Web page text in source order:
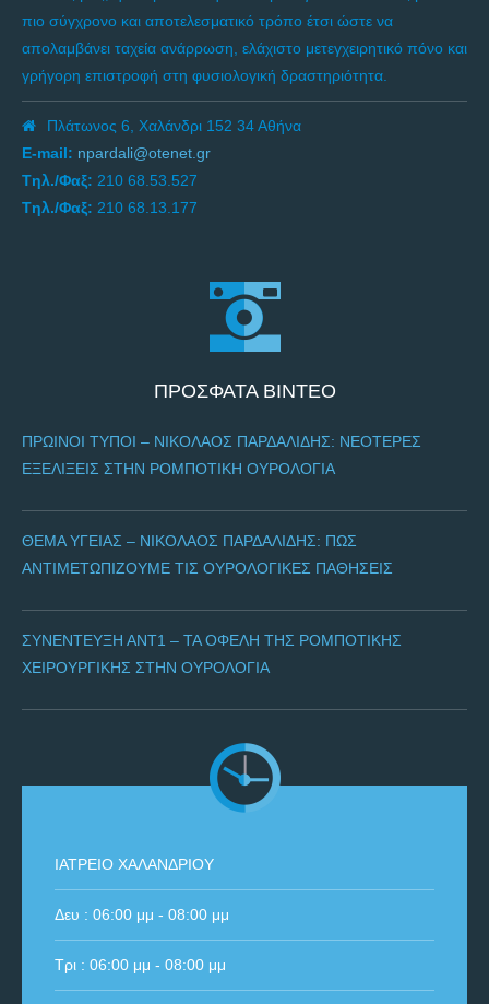
πιο σύγχρονο και αποτελεσματικό τρόπο έτσι ώστε να
απολαμβάνει ταχεία ανάρρωση, ελάχιστο μετεγχειρητικό πόνο και
γρήγορη επιστροφή στη φυσιολογική δραστηριότητα.
Πλάτωνος 6, Χαλάνδρι 152 34 Αθήνα
E-mail: npardali@otenet.gr
Tηλ./Φαξ: 210 68.53.527
Tηλ./Φαξ: 210 68.13.177
ΠΡΟΣΦΑΤΑ ΒΙΝΤΕΟ
ΠΡΩΙΝΟΙ ΤΥΠΟΙ – ΝΙΚΌΛΑΟΣ ΠΑΡΔΑΛΊΔΗΣ: NΕΌΤΕΡΕΣ
ΕΞΕΛΊΞΕΙΣ ΣΤΗΝ ΡΟΜΠΟΤΙΚΉ ΟΥΡΟΛΟΓΊΑ
ΘΈΜΑ ΥΓΕΊΑΣ – ΝΙΚΌΛΑΟΣ ΠΑΡΔΑΛΊΔΗΣ: ΠΩΣ
ΑΝΤΙΜΕΤΩΠΊΖΟΥΜΕ ΤΙΣ ΟΥΡΟΛΟΓΙΚΈΣ ΠΑΘΉΣΕΙΣ
ΣΥΝΈΝΤΕΥΞΗ ΑΝΤ1 – ΤΑ ΟΦΈΛΗ ΤΗΣ ΡΟΜΠΟΤΙΚΉΣ
ΧΕΙΡΟΥΡΓΙΚΉΣ ΣΤΗΝ ΟΥΡΟΛΟΓΊΑ
ΙΑΤΡΕΙΟ ΧΑΛΑΝΔΡΙΟΥ
Δευ : 06:00 μμ - 08:00 μμ
Τρι : 06:00 μμ - 08:00 μμ